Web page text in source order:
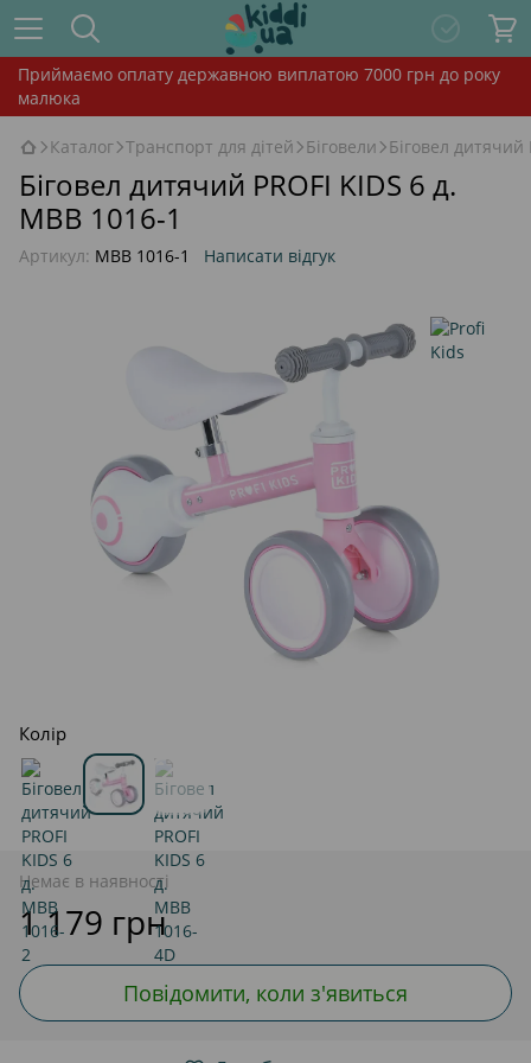
Приймаємо оплату державною виплатою 7000 грн до року
малюка
Каталог Транспорт для дітей Біговели Біговел дитячий
Біговел дитячий PROFI KIDS 6 д.
MBB 1016-1
Артикул: MBB 1016-1 Написати відгук
Колір
Немає в наявності
1 179 грн
Повідомити, коли з'явиться